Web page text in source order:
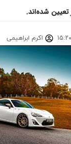
شده‌اند.
اکرم ابراهیمی